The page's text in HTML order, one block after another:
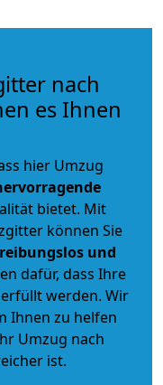
nach
es Ihnen
hier Umzug
bietet. Mit
können Sie
reibungslos und
dafür, dass Ihre
werden. Wir
Ihnen zu helfen
Umzug nach
ist.